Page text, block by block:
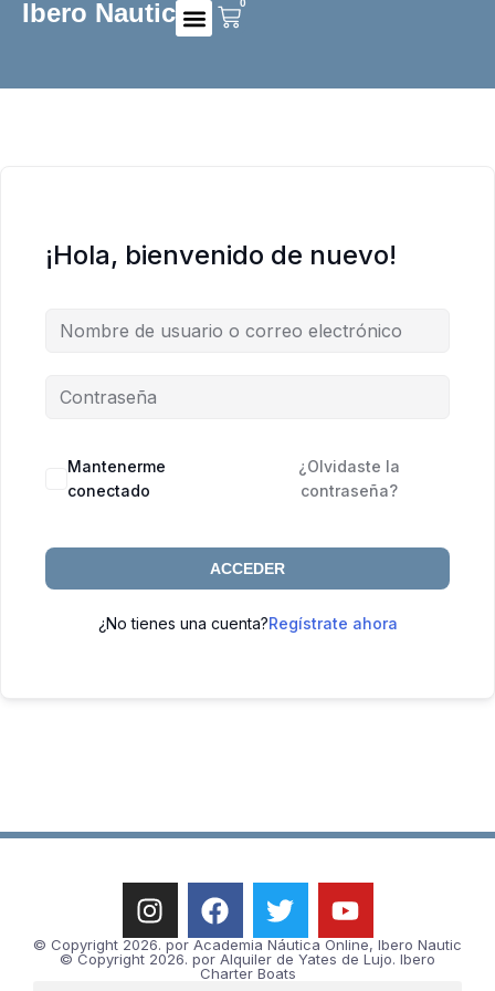
Ibero Nautic 0
¡Hola, bienvenido de nuevo!
Mantenerme
conectado
¿Olvidaste la
contraseña?
ACCEDER
¿No tienes una cuenta?Regístrate ahora
© Copyright 2026. por Academia Náutica Online, Ibero Nautic
© Copyright 2026. por Alquiler de Yates de Lujo. Ibero
Charter Boats